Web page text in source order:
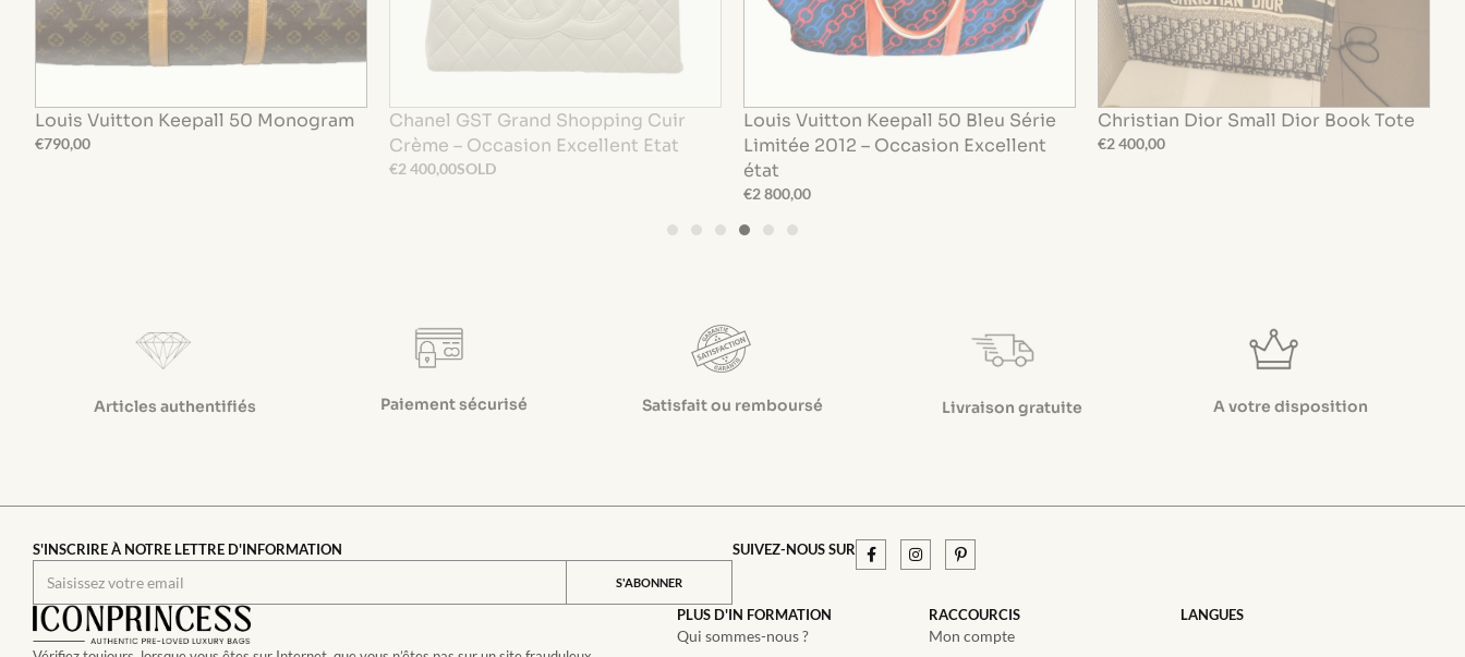
Louis Vuitton Keepall 50 Monogram
€790,00
Chanel GST Grand Shopping Cuir
Crème – Occasion Excellent Etat
€2 400,00SOLD
Louis Vuitton Keepall 50 Bleu Série
Limitée 2012 – Occasion Excellent
état
€2 800,00
Christian Dior Small Dior Book Tote
€2 400,00
Articles authentifiés Paiement sécurisé Satisfait ou remboursé Livraison gratuite A votre disposition
S'INSCRIRE À NOTRE LETTRE D'INFORMATION
S'ABONNER
SUIVEZ-NOUS SUR
PLUS D'IN FORMATION
Qui sommes-nous ?
RACCOURCIS
Mon compte
LANGUES